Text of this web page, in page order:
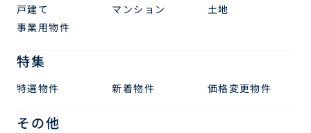
戸建て マンション
土地
事業用物件
特集
特選物件 新着物件 価格変更物件
その他